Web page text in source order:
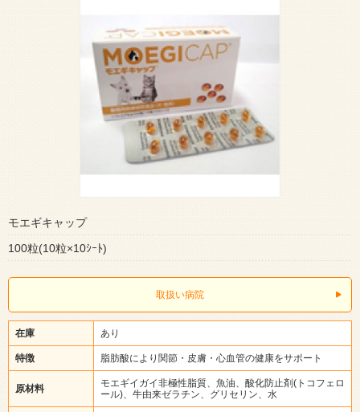
モエギキャップ
100粒(10粒×10ｼｰﾄ)
取扱い病院
在庫 あり
特徴 脂肪酸により関節・皮膚・心血管の健康をサポート
原材料
モエギイガイ非極性脂質、魚油、酸化防止剤(トコフェロ
ール)、牛由来ゼラチン、グリセリン、水